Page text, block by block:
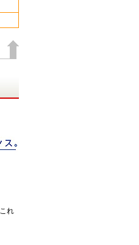
れ